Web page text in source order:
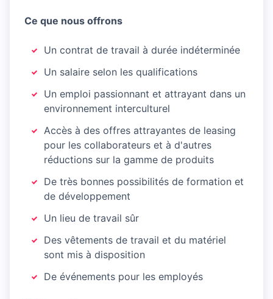
Ce que nous offrons
Un contrat de travail à durée indéterminée
Un salaire selon les qualifications
Un emploi passionnant et attrayant dans un
environnement interculturel
Accès à des offres attrayantes de leasing
pour les collaborateurs et à d'autres
réductions sur la gamme de produits
De très bonnes possibilités de formation et
de développement
Un lieu de travail sûr
Des vêtements de travail et du matériel
sont mis à disposition
De événements pour les employés